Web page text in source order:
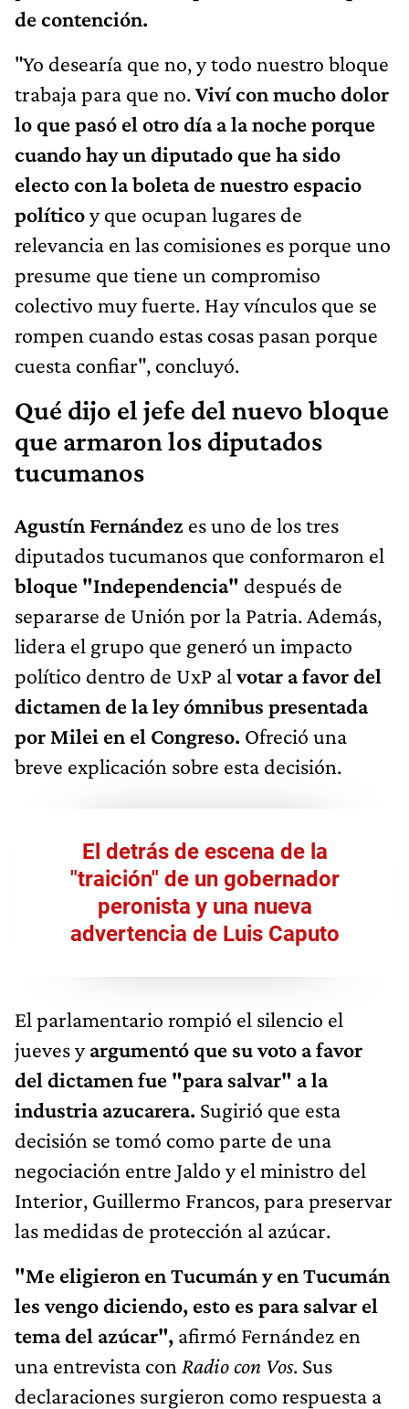
de contención.
"Yo desearía que no, y todo nuestro bloque
trabaja para que no.Viví con mucho dolor
lo que pasó el otro día a la noche porque
cuando hay un diputado que ha sido
electo con la boleta de nuestro espacio
políticoy que ocupan lugares de
relevancia en las comisiones es porque uno
presume que tiene un compromiso
colectivo muy fuerte. Hay vínculos que se
rompen cuando estas cosas pasan porque
cuesta confiar", concluyó.
Qué dijo el jefe del nuevo bloque
que armaron los diputados
tucumanos
Agustín Fernández es uno de los tres
diputados tucumanos que conformaron el
bloque "Independencia" después de
separarse de Unión por la Patria. Además,
lidera el grupo que generó un impacto
político dentro de UxP alvotar a favor del
dictamen de la ley ómnibus presentada
por Milei en el Congreso. Ofreció una
breve explicación sobre esta decisión.
El detrás de escena de la
"traición" de un gobernador
peronista y una nueva
advertencia de Luis Caputo
El parlamentario rompió el silencio el
jueves yargumentó que su voto a favor
del dictamen fue "para salvar" a la
industria azucarera. Sugirió que esta
decisión se tomó como parte de una
negociación entre Jaldo y el ministro del
Interior, Guillermo Francos, para preservar
las medidas de protección al azúcar.
"Me eligieron en Tucumán y en Tucumán
les vengo diciendo, esto es para salvar el
tema del azúcar", afirmó Fernández en
una entrevista con Radio con Vos. Sus
declaraciones surgieron como respuesta a